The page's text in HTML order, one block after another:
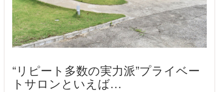
“リピート多数の実力派”プライベー
トサロンといえば…